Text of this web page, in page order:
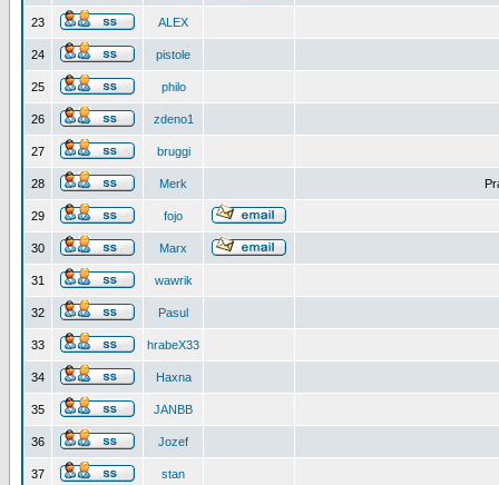
23 ALEX
24 pistole
25 philo
26 zdeno1
27 bruggi
28 Merk
29 fojo
30 Marx
31 wawrik
32 Pasul
33 hrabeX33
34 Haxna
35 JANBB
36 Jozef
37 stan